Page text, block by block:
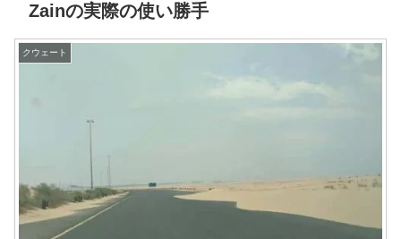
Zainの実際の使い勝手
クウェート